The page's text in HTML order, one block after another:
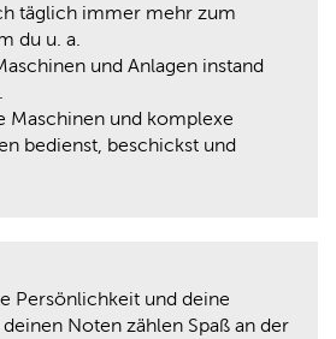
täglich immer mehr zum
du u. a.
und Anlagen instand
Maschinen und komplexe
bedienst, beschickst und
Persönlichkeit und deine
Noten zählen Spaß an der